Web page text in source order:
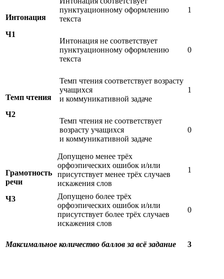
Интонация
Ч1
пунктуационному оформлению
текста
1
Интонация не соответствует
пунктуационному оформлению
текста
0
Темп чтения
Ч2
Темп чтения соответствует возрасту
учащихся
и коммуникативной задаче
1
Темп чтения не соответствует
возрасту учащихся
и коммуникативной задаче
0
Грамотность
речи
Ч3
Допущено менее трёх
орфоэпических ошибок и/или
присутствует менее трёх случаев
искажения слов
1
Допущено более трёх
орфоэпических ошибок и/или
присутствует более трёх случаев
искажения слов
0
Максимальное количество баллов за всё задание 3